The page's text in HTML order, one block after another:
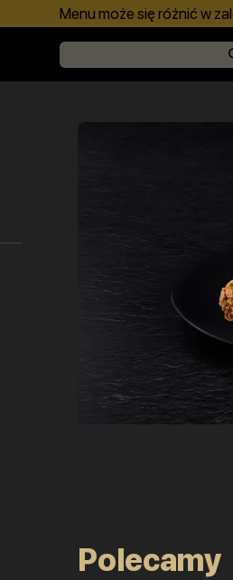
Menu może się różnić w
Polecamy